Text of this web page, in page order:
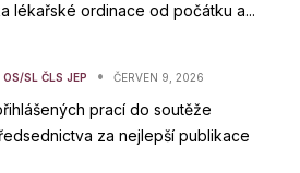
lékařské ordinace od počátku a...
SL ČLS JEP • ČERVEN 9, 2026
prací do soutěže
za nejlepší publikace